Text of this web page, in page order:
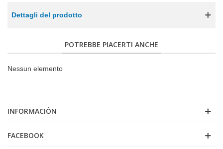
Dettagli del prodotto
POTREBBE PIACERTI ANCHE
Nessun elemento
INFORMACIÓN
FACEBOOK